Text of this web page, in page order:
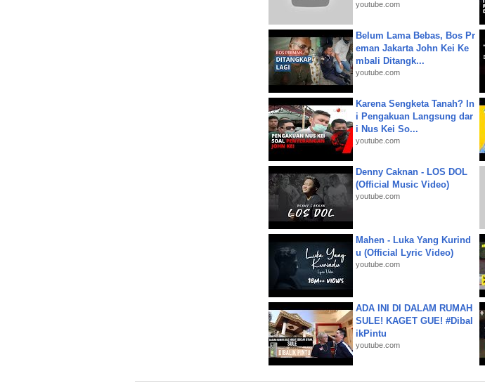
youtube.com
Belum Lama Bebas, Bos Pr
eman Jakarta John Kei Ke
mbali Ditangk...
youtube.com
Karena Sengketa Tanah? In
i Pengakuan Langsung dar
i Nus Kei So...
youtube.com
Denny Caknan - LOS DOL
(Official Music Video)
youtube.com
Mahen - Luka Yang Kurind
u (Official Lyric Video)
youtube.com
ADA INI DI DALAM RUMAH
SULE! KAGET GUE! #Dibal
ikPintu
youtube.com